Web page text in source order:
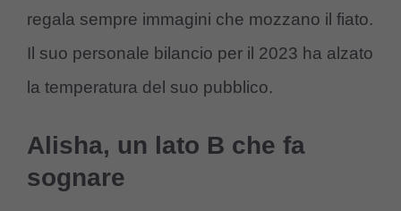
regala sempre immagini che mozzano il fiato.
Il suo personale bilancio per il 2023 ha alzato
la temperatura del suo pubblico.
Alisha, un lato B che fa
sognare